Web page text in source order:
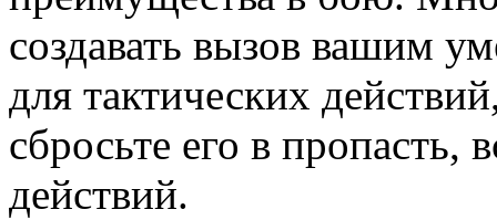
создавать вызов вашим
для тактических
сбросьте его в пропасть,
действий.